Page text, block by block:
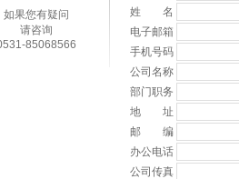
如果您有疑问
请咨询
85068566
姓 名
电子邮箱
手机号码
公司名称
部门职务
地 址
邮 编
办公电话
公司传真